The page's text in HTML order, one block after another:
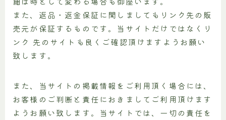
また、返品・返金保証に関しましてもリンク先の販
売元が保証するものです。当サイトだけではなくリ
ンク 先のサイトも良くご確認頂けますようお願い
致します。
また、当サイトの掲載情報をご利用頂く場合には、
お客様のご判断と責任におきましてご利用頂けます
ようお願い致します。当サイトでは、一切の責任を